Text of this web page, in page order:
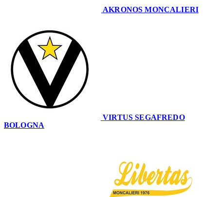
AKRONOS MONCALIERI
VIRTUS SEGAFREDO
BOLOGNA